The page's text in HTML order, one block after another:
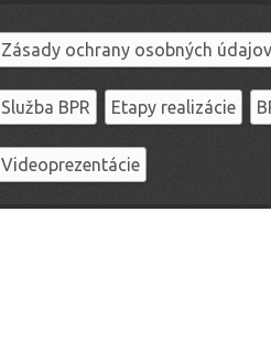
Zásady ochrany osobných údajov
Služba BPR Etapy realizácie
Videoprezentácie